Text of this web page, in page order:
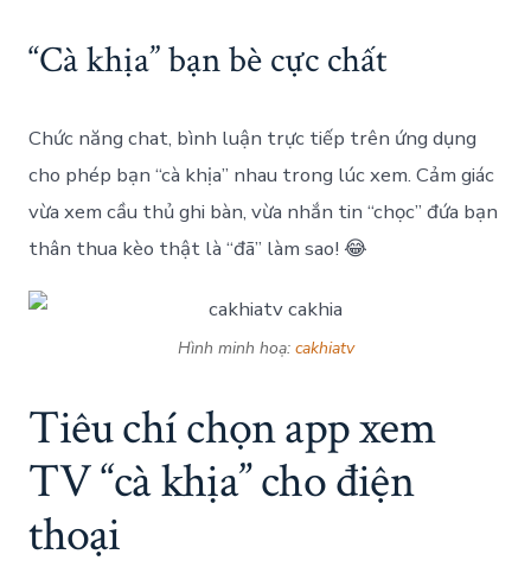
“Cà khịa” bạn bè cực chất
Chức năng chat, bình luận trực tiếp trên ứng dụng
cho phép bạn “cà khịa” nhau trong lúc xem. Cảm giác
vừa xem cầu thủ ghi bàn, vừa nhắn tin “chọc” đứa bạn
thân thua kèo thật là “đã” làm sao! 😂
Hình minh hoạ: cakhiatv
Tiêu chí chọn app xem
TV “cà khịa” cho điện
thoại